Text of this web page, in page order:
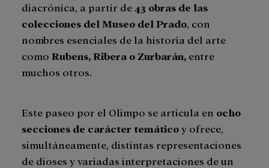
diacrónica, a partir de 43 obras de las
colecciones del Museo del Prado, con
nombres esenciales de la historia del arte
como Rubens, Ribera o Zurbarán, entre
muchos otros.
Este paseo por el Olimpo se articula en ocho
secciones de carácter temáticoy ofrece,
simultáneamente, distintas representaciones
de dioses y variadas interpretaciones de un